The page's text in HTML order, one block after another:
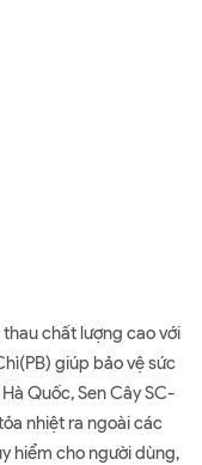
chất lượng cao với
giúp bảo vệ sức
Quốc, Sen Cây SC-
nhiệt ra ngoài các
hiểm cho người dùng,